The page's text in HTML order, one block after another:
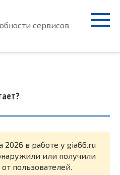
сервисов
2026 в работе у gia66.ru
или получили
пользователей.